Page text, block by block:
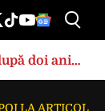
doi ani
LA ARTICOL